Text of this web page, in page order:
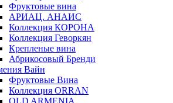
Фруктовые вина
АРИАЦ. АНАИС
Коллекция КОРОНА
Коллекция Геворкян
Крепленые вина
Абрикосовый Бренди
Вайн
Фруктовые Вина
Коллекция ORRAN
OLD ARMENIA